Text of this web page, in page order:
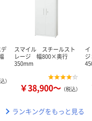
デ
）
スマイル スチールスト
レージ 幅800×奥行
350mm
￥38,900～ （税込）
ランキングをもっと見る